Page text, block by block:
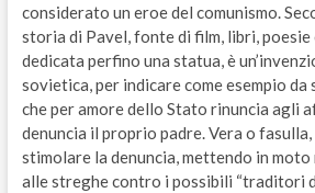
considerato un eroe del comunismo.
storia di Pavel, fonte di film, libri, poesie
dedicata perfino una statua, è
sovietica, per indicare come esempio da
che per amore dello Stato rinuncia agli
denuncia il proprio padre. Vera o
stimolare la denuncia, mettendo in moto
alle streghe contro i possibili “traditori